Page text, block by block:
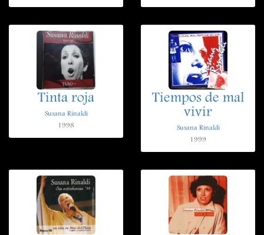
Tinta roja
Susana Rinaldi
1998
Tiempos de mal
vivir
Susana Rinaldi
1999